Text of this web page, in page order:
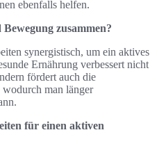
ebenfalls helfen.
zusammen?
synergistisch, um ein aktives
Ernährung verbessert nicht
fördert auch die
wodurch man länger
für einen aktiven